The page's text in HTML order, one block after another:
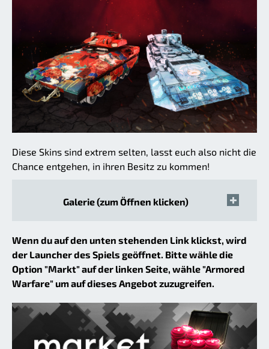
Diese Skins sind extrem selten, lasst euch also nicht die
Chance entgehen, in ihren Besitz zu kommen!
Galerie (zum Öffnen klicken)
Wenn du auf den unten stehenden Link klickst, wird
der Launcher des Spiels geöffnet. Bitte wähle die
Option "Markt" auf der linken Seite, wähle "Armored
Warfare" um auf dieses Angebot zuzugreifen.